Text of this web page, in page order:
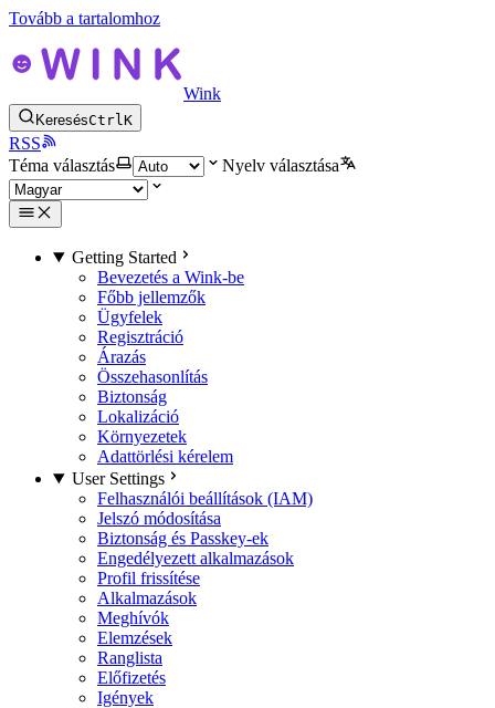
Tovább a tartalomhoz
Wink
KeresésCtrlK
RSS
Téma választás
Nyelv választása
Getting Started
Bevezetés a Wink-be
Főbb jellemzők
Ügyfelek
Regisztráció
Árazás
Összehasonlítás
Biztonság
Lokalizáció
Környezetek
Adattörlési kérelem
User Settings
Felhasználói beállítások (IAM)
Jelszó módosítása
Biztonság és Passkey-ek
Engedélyezett alkalmazások
Profil frissítése
Alkalmazások
Meghívók
Elemzések
Ranglista
Előfizetés
Igények